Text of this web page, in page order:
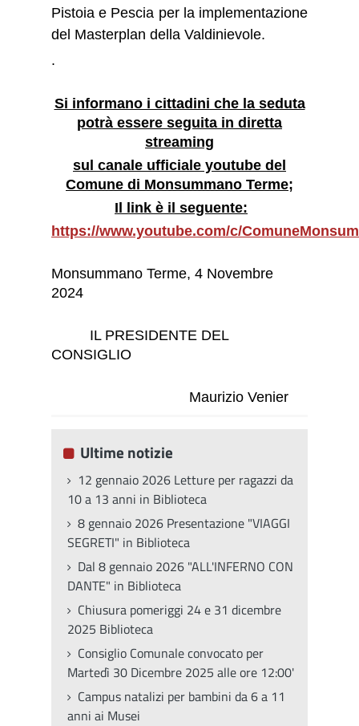
Pistoia e Pescia per la implementazione
del Masterplan della Valdinievole.
.
Si informano i cittadini che la seduta
potrà essere seguita in diretta
streaming
sul canale ufficiale youtube del
Comune di Monsummano Terme;
Il link è il seguente:
https://www.youtube.com/c/
Monsummano Terme, 4 Novembre
2024
IL PRESIDENTE DEL
CONSIGLIO
Maurizio Venier
Ultime notizie
12 gennaio 2026 Letture per ragazzi da
10 a 13 anni in Biblioteca
8 gennaio 2026 Presentazione "VIAGGI
SEGRETI" in Biblioteca
Dal 8 gennaio 2026 "ALL'INFERNO CON
DANTE" in Biblioteca
Chiusura pomeriggi 24 e 31 dicembre
2025 Biblioteca
Consiglio Comunale convocato per
Martedì 30 Dicembre 2025 alle ore 12:00'
Campus natalizi per bambini da 6 a 11
anni ai Musei